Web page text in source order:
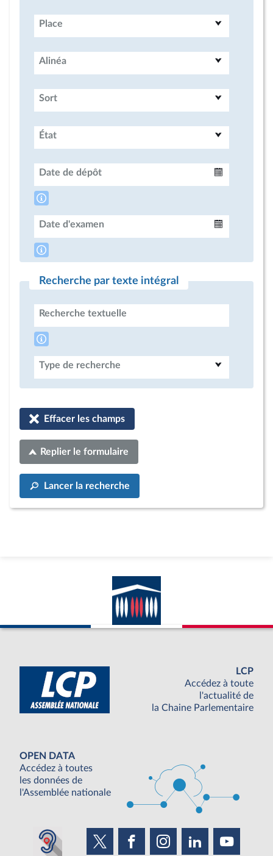
Place
Alinéa
Sort
État
Date de dépôt
Date d'examen
Recherche par texte intégral
Recherche textuelle
Type de recherche
Effacer les champs
Replier le formulaire
Lancer la recherche
LCP
Accédez à toute
l'actualité de
la Chaine Parlementaire
OPEN DATA
Accédez à toutes
les données de
l'Assemblée nationale